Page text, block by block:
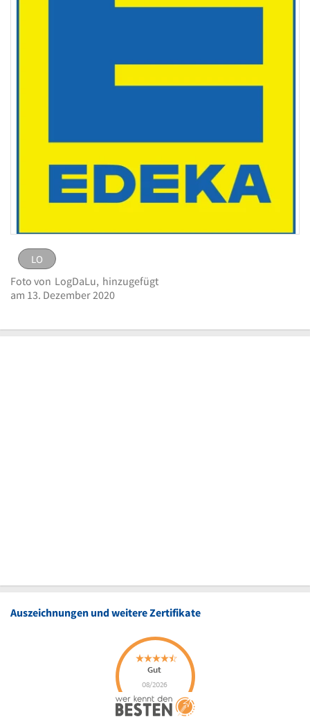
Logo E Center Schieweck
LO
eingestellt vonLogDaLu am 13. Dezember
LO
Foto von LogDaLu, hinzugefügt
am 13. Dezember 2020
Auszeichnungen und weitere Zertifikate